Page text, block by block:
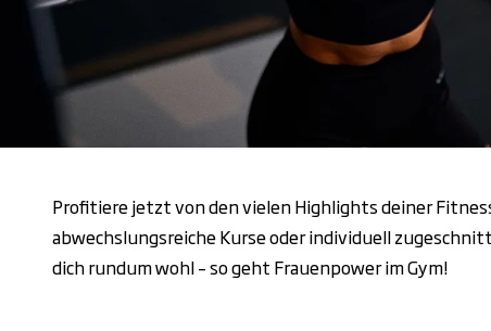
Profitiere jetzt von den vielen Highlights deiner
abwechslungsreiche Kurse oder individuell
dich rundum wohl – so geht Frauenpower im Gym!